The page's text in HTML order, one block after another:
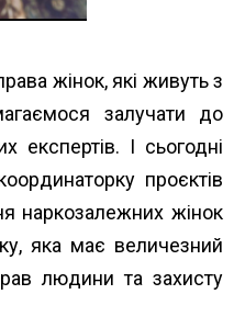
жінок, які живуть з
залучати до
експертів. І сьогодні
проєктів
наркозалежних жінок
яка має величезний
людини та захисту